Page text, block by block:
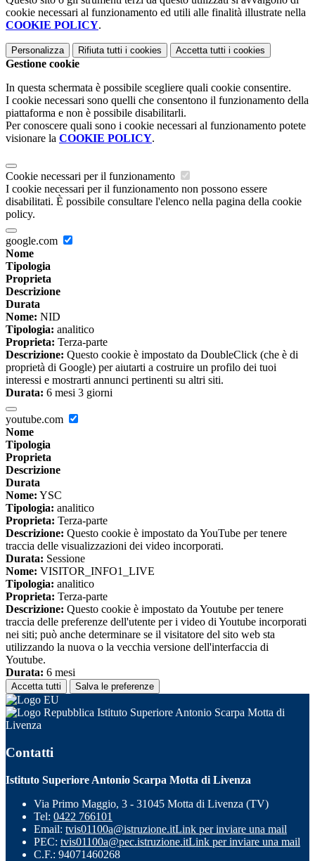
cookie necessari al funzionamento ed utili alle finalità illustrate nella
COOKIE POLICY.
Personalizza Rifiuta tutti i cookies Accetta tutti i cookies
Gestione cookie
In questa schermata è possibile scegliere quali cookie consentire.
I cookie necessari sono quelli che consentono il funzionamento della
piattaforma e non è possibile disabilitarli.
Per conoscere quali sono i cookie necessari al funzionamento potete
visionare la COOKIE POLICY.
Cookie necessari per il funzionamento
I cookie necessari per il funzionamento non possono essere
disabilitati. È possibile consultare l'elenco nella pagina della cookie
policy.
google.com
Nome
Tipologia
Proprieta
Descrizione
Durata
Nome: NID
Tipologia: analitico
Proprieta: Terza-parte
Descrizione: Questo cookie è impostato da DoubleClick (che è di
proprietà di Google) per aiutarti a costruire un profilo dei tuoi
interessi e mostrarti annunci pertinenti su altri siti.
Durata: 6 mesi 3 giorni
youtube.com
Nome
Tipologia
Proprieta
Descrizione
Durata
Nome: YSC
Tipologia: analitico
Proprieta: Terza-parte
Descrizione: Questo cookie è impostato da YouTube per tenere
traccia delle visualizzazioni dei video incorporati.
Durata: Sessione
Nome: VISITOR_INFO1_LIVE
Tipologia: analitico
Proprieta: Terza-parte
Descrizione: Questo cookie è impostato da Youtube per tenere
traccia delle preferenze dell'utente per i video di Youtube incorporati
nei siti; può anche determinare se il visitatore del sito web sta
utilizzando la nuova o la vecchia versione dell'interfaccia di
Youtube.
Durata: 6 mesi
Accetta tutti Salva le preferenze
Istituto Superiore Antonio Scarpa Motta di
Livenza
Contatti
Istituto Superiore Antonio Scarpa Motta di Livenza
Via Primo Maggio, 3 - 31045 Motta di Livenza (TV)
Tel: 0422 766101
Email: tvis01100a@istruzione.itLink per inviare una mail
PEC: tvis01100a@pec.istruzione.itLink per inviare una mail
C.F.: 94071460268